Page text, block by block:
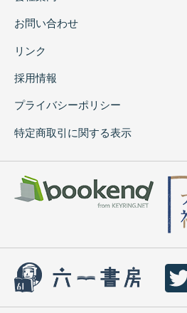
お問い合わせ
リンク
採用情報
プライバシーポリシー
特定商取引に関する表示